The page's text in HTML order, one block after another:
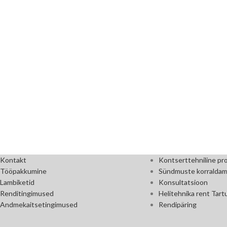
Kontakt
Tööpakkumine
Lambiketid
Renditingimused
Andmekaitsetingimused
Kontserttehniline
Sündmuste
Konsultatsioon
Helitehnika rent
Rendipäring